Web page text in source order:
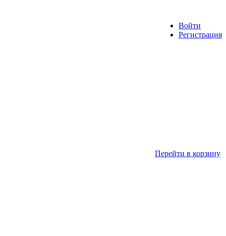
Войти
Регистрация
Перейти в корзину